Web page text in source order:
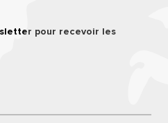
pour recevoir les